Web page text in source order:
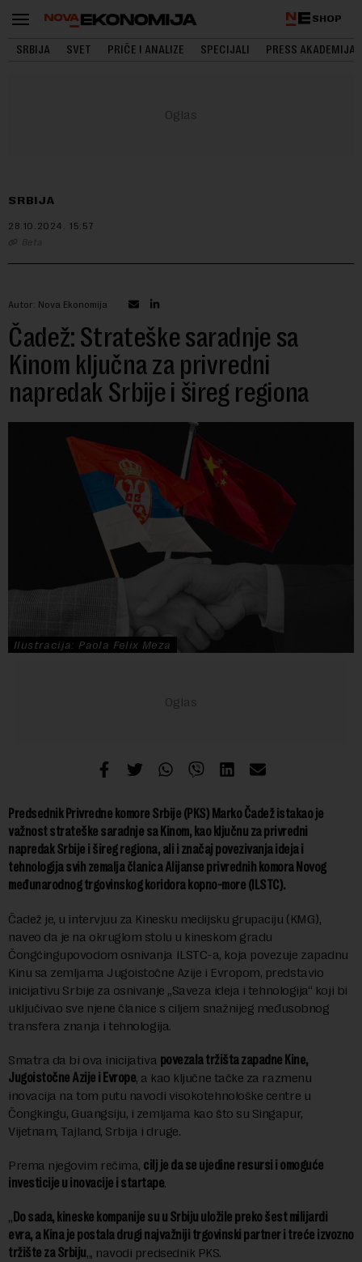
SHOP
SRBIJA SVET PRIČE I ANALIZE SPECIJALI PRESS AKADEMIJA
SRBIJA
28.10.2024. 15:57
Beta
Autor: Nova Ekonomija
Čadež: Strateške saradnje sa
Kinom ključna za privredni
napredak Srbije i šireg regiona
Ilustracija: Paola Felix Meza
Predsednik Privredne komore Srbije (PKS) Marko Čadež istakao je
važnost strateške saradnje sa Kinom, kao ključnu za privredni
napredak Srbije i šireg regiona, ali i značaj povezivanja ideja i
tehnologija svih zemalja članica Alijanse privrednih komora Novog
međunarodnog trgovinskog koridora kopno-more (ILSTC).
Čadež je, u intervjuu za Kinesku medijsku grupaciju (KMG),
naveo da je na okruglom stolu u kineskom gradu
Čongćingupovodom osnivanja ILSTC-a, koja povezuje zapadnu
Kinu sa zemljama Jugoistočne Azije i Evropom, predstavio
inicijativu Srbije za osnivanje „Saveza ideja i tehnologija“ koji bi
uključivao sve njene članice s ciljem snažnijeg međusobnog
transfera znanja i tehnologija.
Smatra da bi ova inicijativa povezala tržišta zapadne Kine,
Jugoistočne Azije i Evrope, a kao ključne tačke za razmenu
inovacija na tom putu navodi visokotehnološke centre u
Čongkingu, Guangsiju, i zemljama kao što su Singapur,
Vijetnam, Tajland, Srbija i druge.
Prema njegovim rečima, cilj je da se ujedine resursi i omoguće
investicije u inovacije i startape.
„ Do sada, kineske kompanije su u Srbiju uložile preko šest milijardi
evra, a Kina je postala drugi najvažniji trgovinski partner i treće izvozno
tržište za Srbiju„, navodi predsednik PKS.